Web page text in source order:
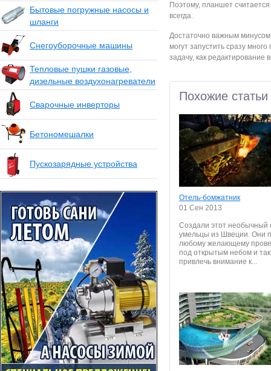
Бытовые погружные насосы и
шланги
Снегоуборочные машины
Тепловые пушки газовые,
дизельные воздухонагреватели
Сварочные инверторы
Бетономешалки
Пускозарядные устройства
Поэтому, планшет
всегда.
Достаточно важным минусом
могут запустить сразу
задачу, как редактирование
Похожие статьи
Отель-бомжатник
01 Сен 2013
Создали этот необычный
умельцы из Швеции. Они
любому желающему
под открытым небом и
привлечь внимание к...